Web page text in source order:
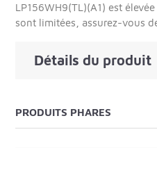
LP156WH9(TL)(A1) est
sont limitées, assurez-vous
Détails du produit
PRODUITS PHARES